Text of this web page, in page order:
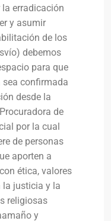
la erradicación
y asumir
de los
debemos
para que
sea confirmada
desde la
de
por la cual
de personas
aporten a
ética, valores
justicia y la
religiosas
y